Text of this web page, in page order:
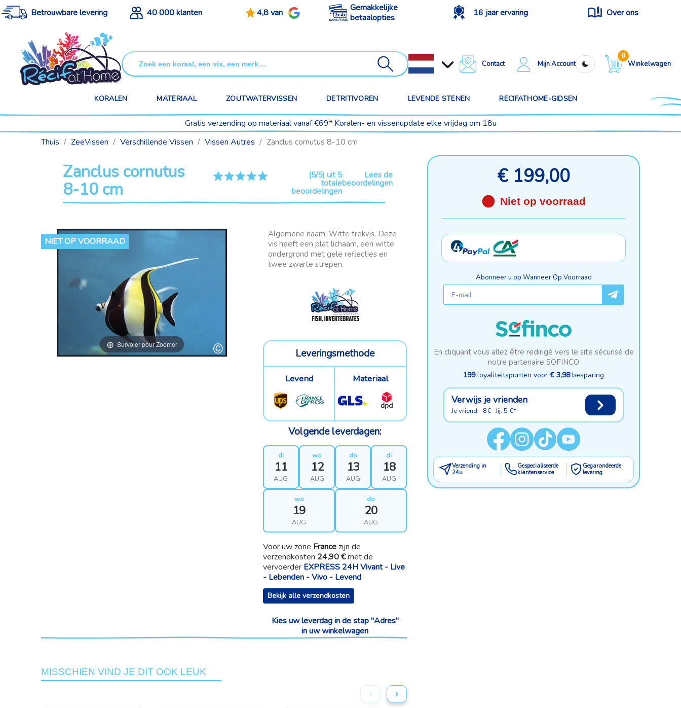
Betrouwbare levering 40 000 klanten 4,8 van
Gemakkelijke
betaalopties
16 jaar ervaring Over ons
Contact Mijn Account
0
Winkelwagen
KORALEN MATERIAAL ZOUTWATERVISSEN DETRITIVOREN LEVENDE STENEN RECIFATHOME-GIDSEN
Gratis verzending op materiaal vanaf €69* Koralen- en vissenupdate elke vrijdag om 18u
Thuis
ZeeVissen Verschillende Vissen Vissen Autres Zanclus cornutus 8-10 cm
Zanclus cornutus
8-10 cm
(5/5) uit 5
totale
beoordelingen
Lees de
beoordelingen
NIET OP VOORRAAD
Survoler pour Zoomer
€ 199,00
Niet op voorraad
Abonneer u op Wanneer Op Voorraad
199loyaliteitspunten voor€ 3,98besparing
En cliquant vous allez être redirigé vers le site sécurisé de
notre partenaire SOFINCO
Verwijs je vrienden
Je vriend: -8€ Jij: 5 €*
Verzending in
24u
Gespecialiseerde
klantenservice
Gegarandeerde
levering
Algemene naam: Witte trekvis. Deze
vis heeft een plat lichaam, een witte
ondergrond met gele reflecties en
twee zwarte strepen.
Leveringsmethode
Levend Materiaal
Volgende leverdagen:
di
11
AUG
wo
12
AUG
do
13
AUG
di
18
AUG
wo
19
AUG
do
20
AUG
Voor uw zone Francezijn de
verzendkosten 24,90 €met de
vervoerder EXPRESS 24H Vivant - Live
- Lebenden - Vivo - Levend
Bekijk alle verzendkosten
Kies uw leverdag in de stap "Adres"
in uw winkelwagen
MISSCHIEN VIND JE DIT OOK LEUK
‹ ›